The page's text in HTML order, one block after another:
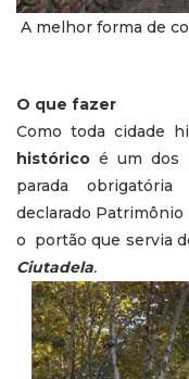
A melhor forma de
O que fazer
Como toda cidade
histórico é um dos
parada
declarado Patrimônio
o portão que servia
Ciutadela.